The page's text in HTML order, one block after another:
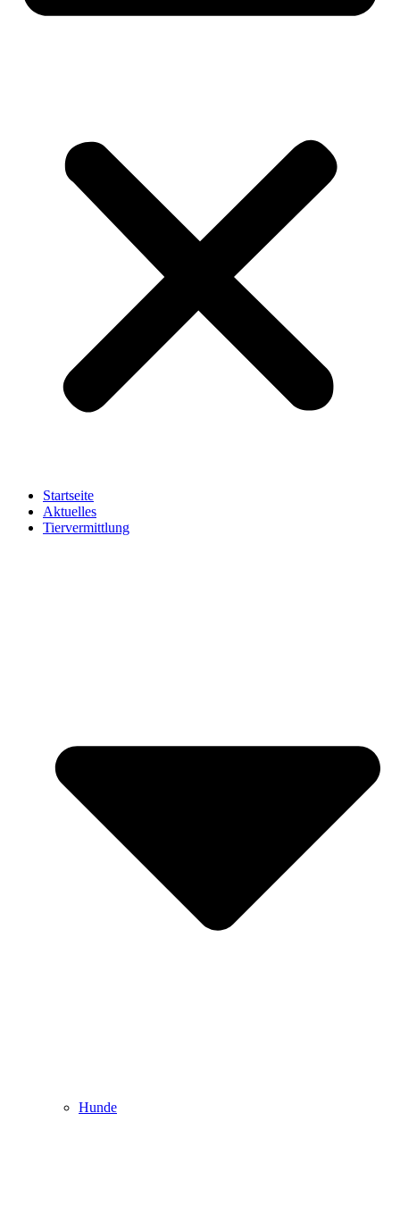
Startseite
Aktuelles
Tiervermittlung
Hunde